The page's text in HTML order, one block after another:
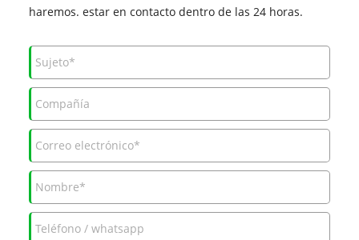
haremos. estar en contacto dentro de las 24 horas.